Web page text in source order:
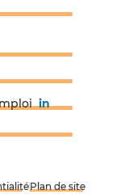
in
Plan de site